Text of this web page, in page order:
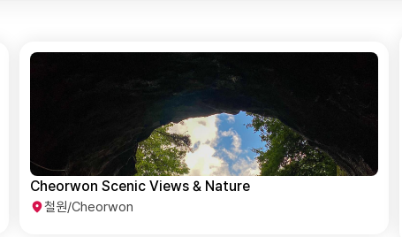
Cheorwon Scenic Views & Nature
철원/Cheorwon